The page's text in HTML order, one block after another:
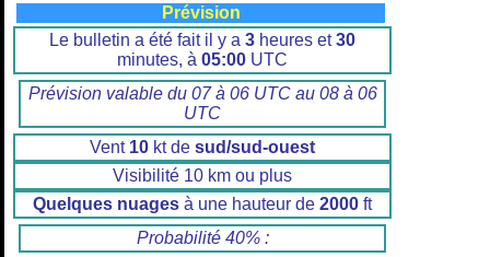
Prévision
Le bulletin a été fait il y a 3 heures et30
minutes, à 05:00 UTC
Prévision valable du 07 à 06 UTC au 08 à 06
UTC
Vent 10 kt de sud/sud-ouest
Visibilité 10 km ou plus
Quelques nuages à une hauteur de 2000 ft
Probabilité 40% :